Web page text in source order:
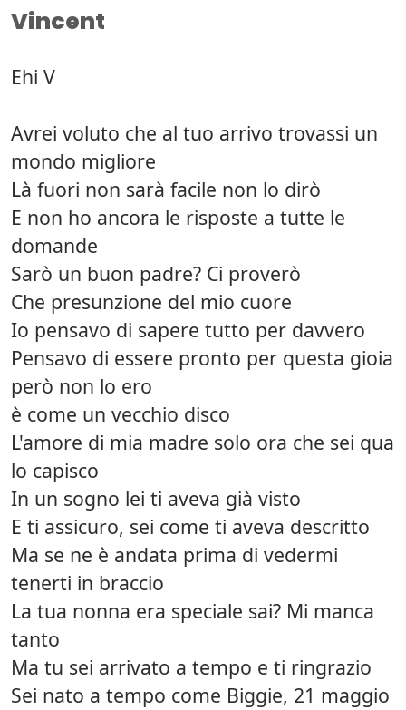
Vincent
Ehi V
Avrei voluto che al tuo arrivo trovassi un
mondo migliore
Là fuori non sarà facile non lo dirò
E non ho ancora le risposte a tutte le
domande
Sarò un buon padre? Ci proverò
Che presunzione del mio cuore
Io pensavo di sapere tutto per davvero
Pensavo di essere pronto per questa gioia
però non lo ero
è come un vecchio disco
L'amore di mia madre solo ora che sei qua
lo capisco
In un sogno lei ti aveva già visto
E ti assicuro, sei come ti aveva descritto
Ma se ne è andata prima di vedermi
tenerti in braccio
La tua nonna era speciale sai? Mi manca
tanto
Ma tu sei arrivato a tempo e ti ringrazio
Sei nato a tempo come Biggie, 21 maggio